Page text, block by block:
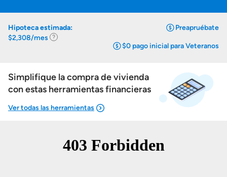
Hipoteca estimada:
$2,308/mes
calculadora
de
hipotecas
Preapruébate
$0 pago inicial para Veteranos
Simplifique la compra de vivienda
con estas herramientas financieras
Mostrarme lo que puedo pagar